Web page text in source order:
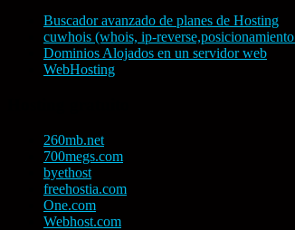
Buscador avanzado de planes de Hosting
cuwhois (whois, ip-
Dominios Alojados en un servidor web
WebHosting
260mb.net
700megs.com
byethost
freehostia.com
One.com
Webhost.com